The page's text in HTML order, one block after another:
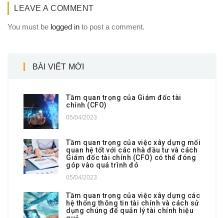
LEAVE A COMMENT
You must be logged in to post a comment.
BÀI VIẾT MỚI
Tầm quan trọng của Giám đốc tài
chính (CFO)
05/04/2023
Tầm quan trọng của việc xây dựng mối
quan hệ tốt với các nhà đầu tư và cách
Giám đốc tài chính (CFO) có thể đóng
góp vào quá trình đó
05/04/2023
Tầm quan trọng của việc xây dựng các
hệ thống thông tin tài chính và cách sử
dụng chúng để quản lý tài chính hiệu